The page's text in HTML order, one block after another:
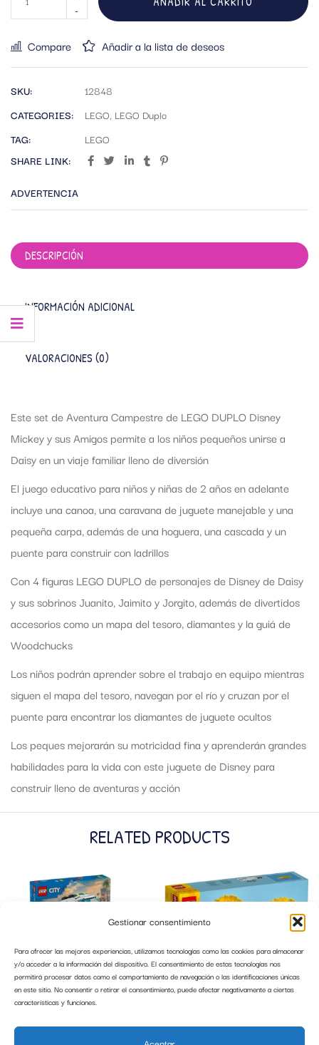
Gestionar consentimiento
Para ofrecer las mejores experiencias, utilizamos tecnologías como las cookies para almacenar
y/o acceder a la información del dispositivo. El consentimiento de estas tecnologías nos
permitirá procesar datos como el comportamiento de navegación o las identificaciones únicas
en este sitio. No consentir o retirar el consentimiento, puede afectar negativamente a ciertas
características y funciones.
Compare Añadir a la lista de deseos
SKU:
12848
CATEGORIES:
LEGO, LEGO Duplo
TAG:
LEGO
SHARE LINK:
ADVERTENCIA
DESCRIPCIÓN
INFORMACIÓN ADICIONAL
VALORACIONES (0)
Este set de Aventura Campestre de LEGO DUPLO Disney
Mickey y sus Amigos permite a los niños pequeños unirse a
Daisy en un viaje familiar lleno de diversión
El juego educativo para niños y niñas de 2 años en adelante
incluye una canoa, una caravana de juguete manejable y una
pequeña carpa, además de una hoguera, una cascada y un
puente para construir con ladrillos
Con 4 figuras LEGO DUPLO de personajes de Disney de Daisy
y sus sobrinos Juanito, Jaimito y Jorgito, además de divertidos
accesorios como un mapa del tesoro, diamantes y la guiá de
Woodchucks
Los niños podrán aprender sobre el trabajo en equipo mientras
siguen el mapa del tesoro, navegan por el río y cruzan por el
puente para encontrar los diamantes de juguete ocultos
Los peques mejorarán su motricidad fina y aprenderán grandes
habilidades para la vida con este juguete de Disney para
construir lleno de aventuras y acción
RELATED PRODUCTS
EMERGENCIAS LEGO CITY
BOTANICALS